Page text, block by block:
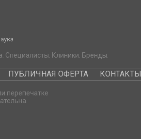
Специалисты. Клиники. Бренды.
ПУБЛИЧНАЯ ОФЕРТА КОНТАКТЫ
перепечатке